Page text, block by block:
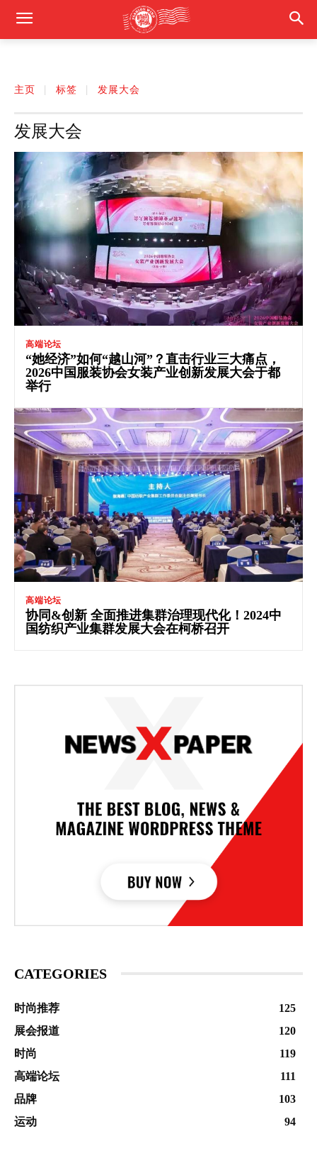
主页 标签 发展大会
发展大会
高端论坛
“她经济”如何“越山河”？直击行业三大痛点，
2026中国服装协会女装产业创新发展大会于都
举行
高端论坛
协同&创新 全面推进集群治理现代化！2024中
国纺织产业集群发展大会在柯桥召开
CATEGORIES
时尚推荐
125
展会报道
120
时尚
119
高端论坛
111
品牌
103
运动
94